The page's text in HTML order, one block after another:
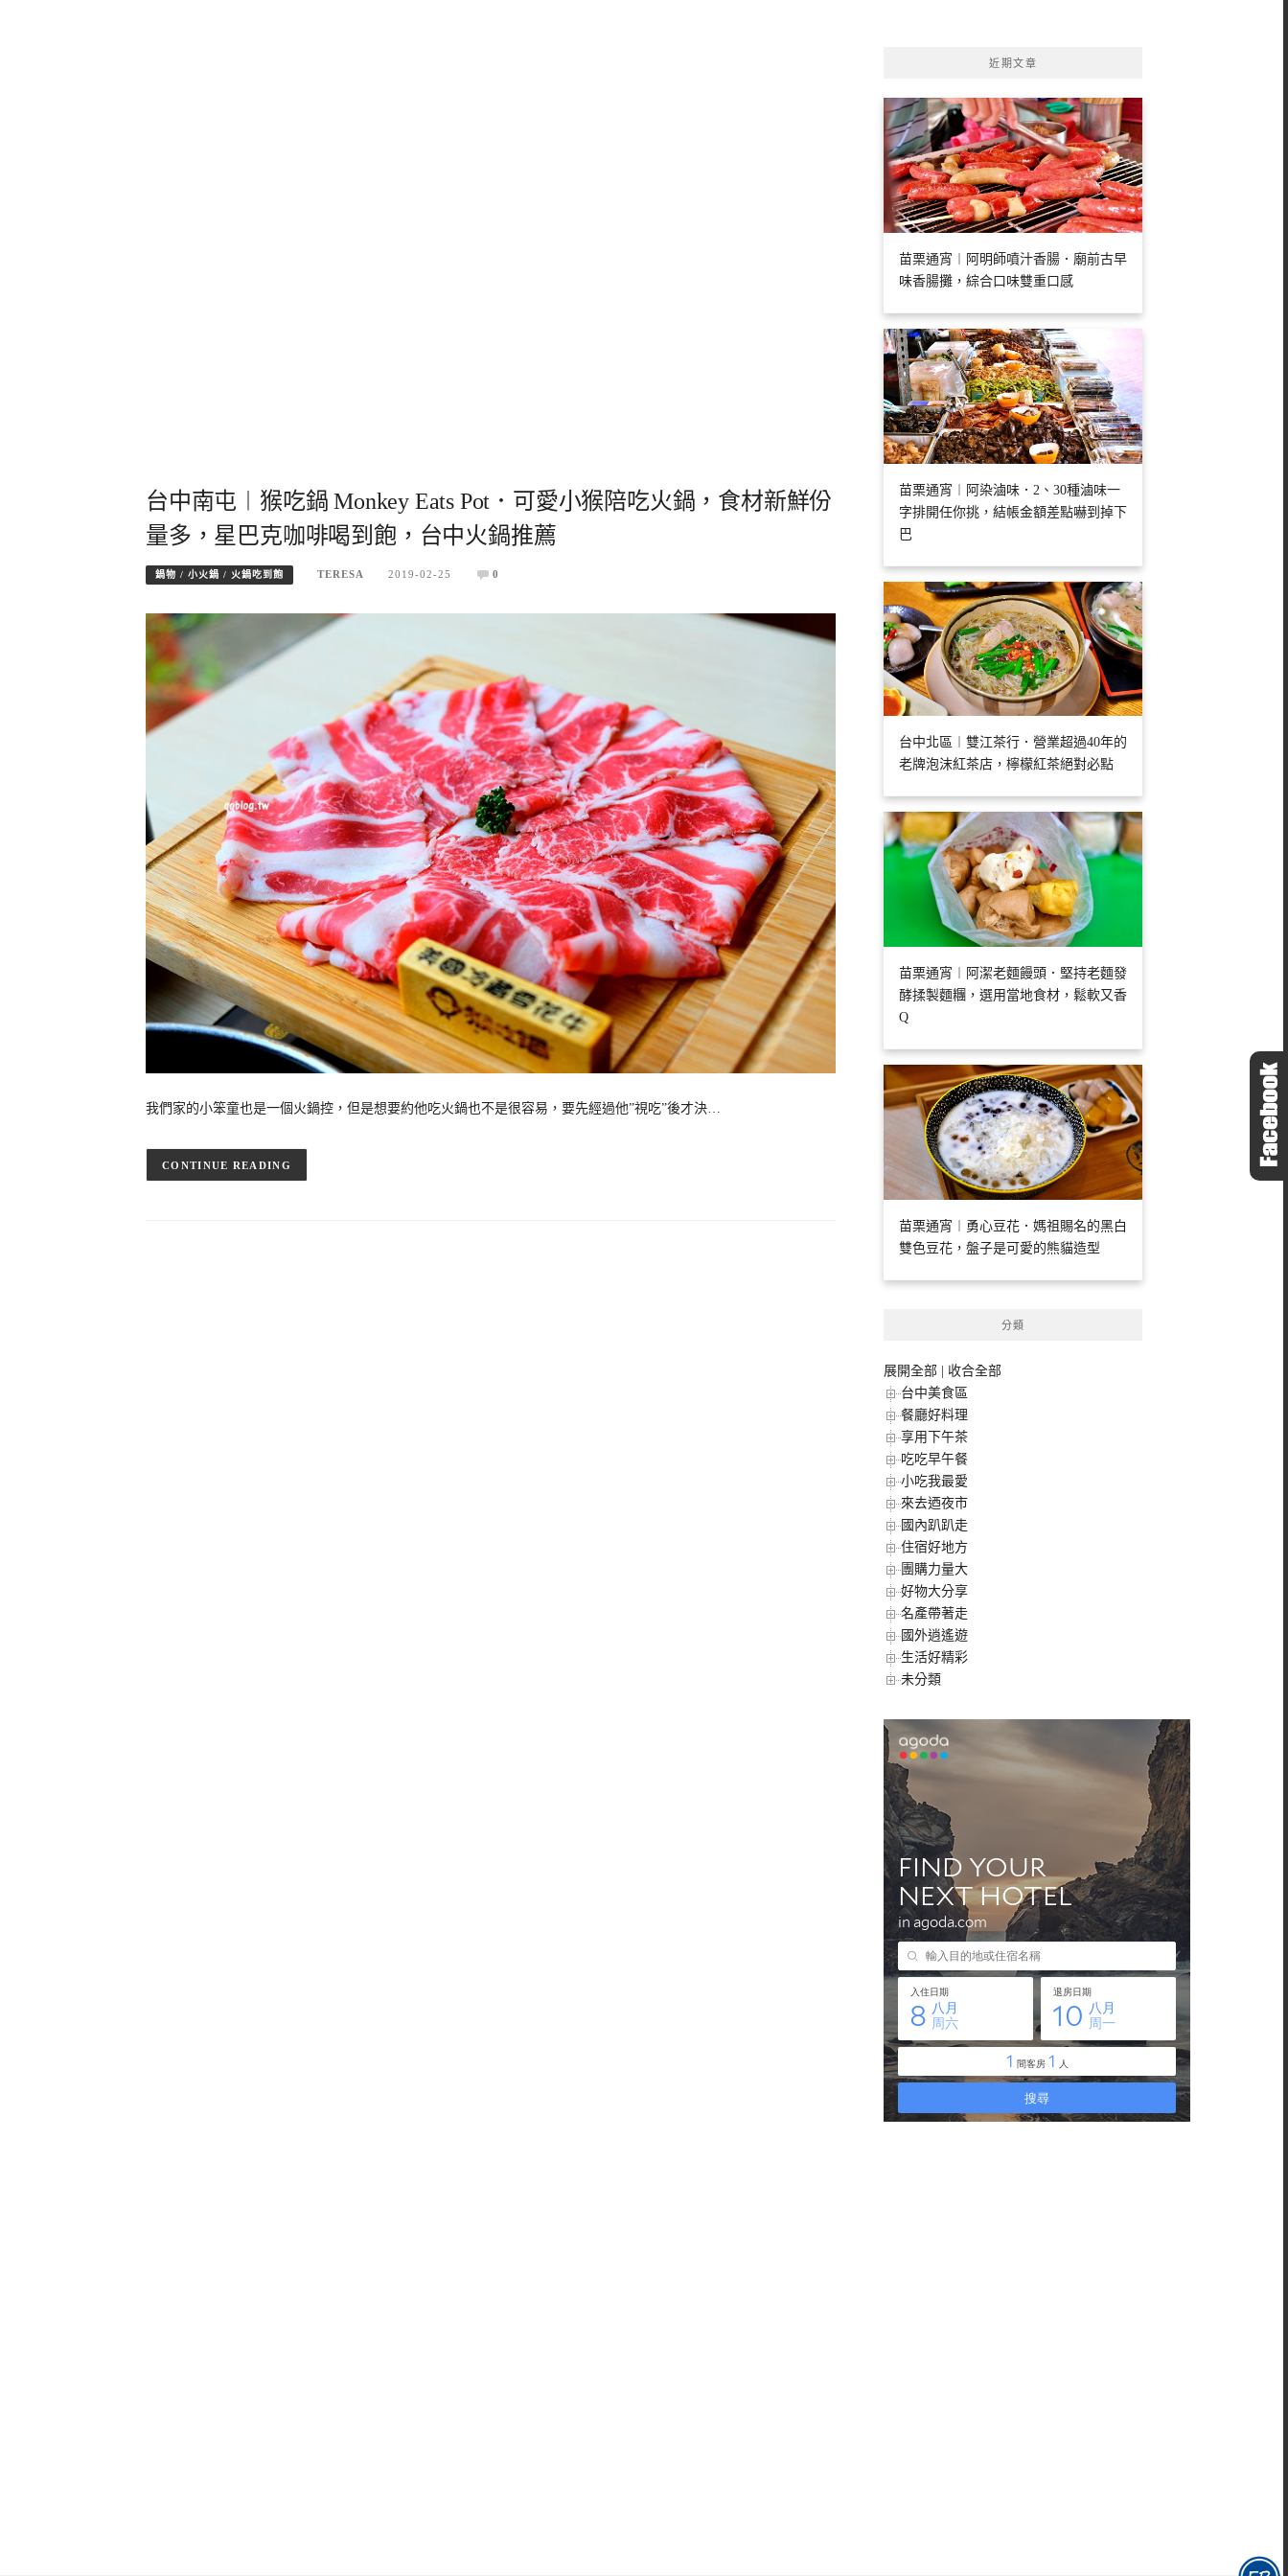
台中南屯︱猴吃鍋 Monkey Eats Pot．可愛小猴陪吃火鍋，食材新鮮份
量多，星巴克咖啡喝到飽，台中火鍋推薦
鍋物 / 小火鍋 / 火鍋吃到飽 TERESA 2019-02-25 0
我們家的小笨童也是一個火鍋控，但是想要約他吃火鍋也不是很容易，要先經過他”視吃”後才決…
CONTINUE READING
近期文章
苗栗通宵︱阿明師噴汁香腸．廟前古早
味香腸攤，綜合口味雙重口感
苗栗通宵︱阿染滷味．2、30種滷味一
字排開任你挑，結帳金額差點嚇到掉下
巴
台中北區︱雙江茶行．營業超過40年的
老牌泡沫紅茶店，檸檬紅茶絕對必點
苗栗通宵︱阿潔老麵饅頭．堅持老麵發
酵揉製麵糰，選用當地食材，鬆軟又香
Q
苗栗通宵︱勇心豆花．媽祖賜名的黑白
雙色豆花，盤子是可愛的熊貓造型
分類
展開全部
收合全部
台中美食區
餐廳好料理
享用下午茶
吃吃早午餐
小吃我最愛
來去迺夜市
國內趴趴走
住宿好地方
團購力量大
好物大分享
名產帶著走
國外逍遙遊
生活好精彩
未分類